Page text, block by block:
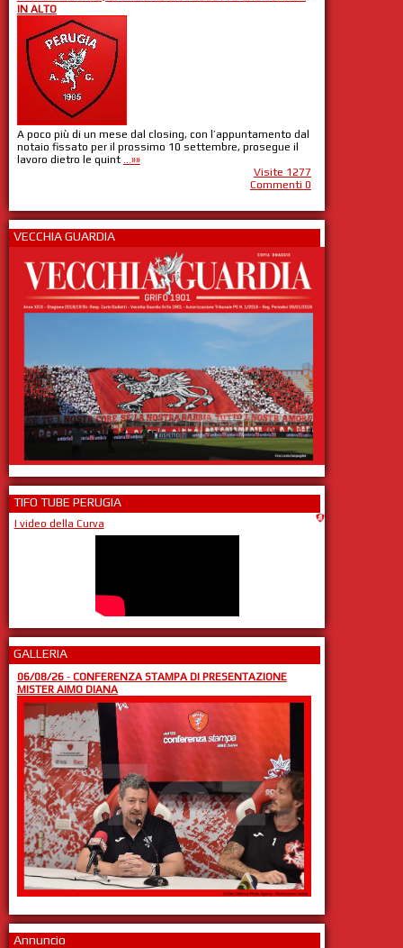
IN ALTO
A poco più di un mese dal closing, con l’appuntamento dal
notaio fissato per il prossimo 10 settembre, prosegue il
lavoro dietro le quint ...»»
Visite 1277
Commenti 0
VECCHIA GUARDIA
TIFO TUBE PERUGIA
I video della Curva
GALLERIA
06/08/26- CONFERENZA STAMPA DI PRESENTAZIONE
MISTER AIMO DIANA
Annuncio